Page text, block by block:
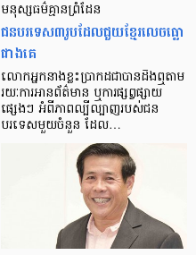
មនុស្ស​ធម៌​គ្មាន​ព្រំដែន
ជន​បរទេស​៣​រូប​ដែល​ជួយ​ខ្មែរ​លេច​ធ្លោ​
ជាង​គេ
លោកអ្នក​នាង​ខ្លះ​ប្រាកដ​ជា​បាន​​ដឹង​ឮ​តាម​
រយៈ​ការ​អាន​ព័ត៌មាន ឬ​ការ​ផ្សព្វផ្សាយ​
ផ្សេងៗ អំពី​ភាព​ល្បីល្បាញ​របស់​ជន​
បរទេស​មួយ​ចំនួន ដែល…